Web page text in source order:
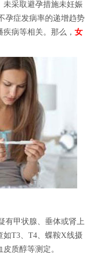
未采取避孕措施未妊娠
孕症发病率的递增趋势
病等相关。那么， 女
甲状腺、垂体或肾上
如T3、T4、蝶鞍X线摄
质醇等测定。